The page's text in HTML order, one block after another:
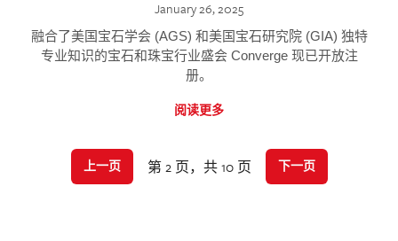
January 26, 2025
融合了美国宝石学会 (AGS) 和美国宝石研究院 (GIA) 独特
专业知识的宝石和珠宝行业盛会 Converge 现已开放注
册。
阅读更多
上一页 第 2 页，共 10 页 下一页